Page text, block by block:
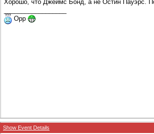
Хорошо, что Джеймс Бонд, а не Остин Пауэрс.
Opp
Show Event Details